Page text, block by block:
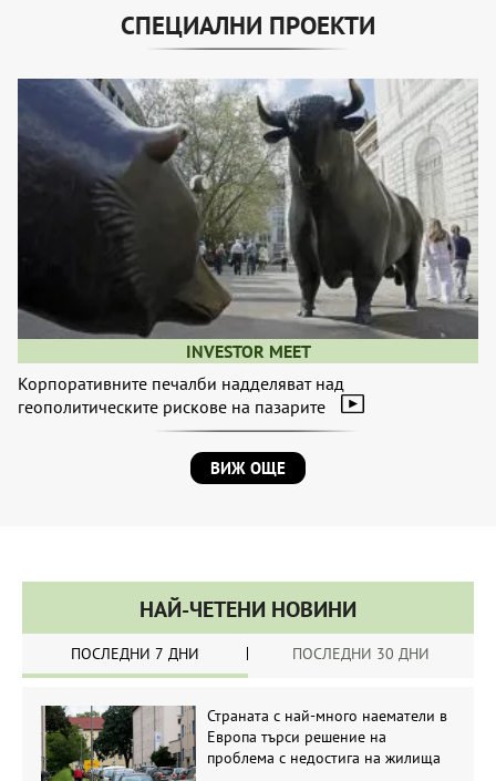
СПЕЦИАЛНИ ПРОЕКТИ
INVESTOR MEET
Корпоративните печалби надделяват над
геополитическите рискове на пазарите
ВИЖ ОЩЕ
НАЙ-ЧЕТЕНИ НОВИНИ
ПОСЛЕДНИ 7 ДНИ ПОСЛЕДНИ 30 ДНИ
Страната с най-много наематели в
Европа търси решение на
проблема с недостига на жилища